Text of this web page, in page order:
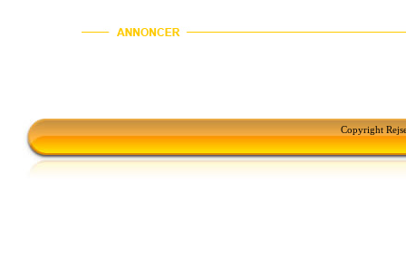
Copyright